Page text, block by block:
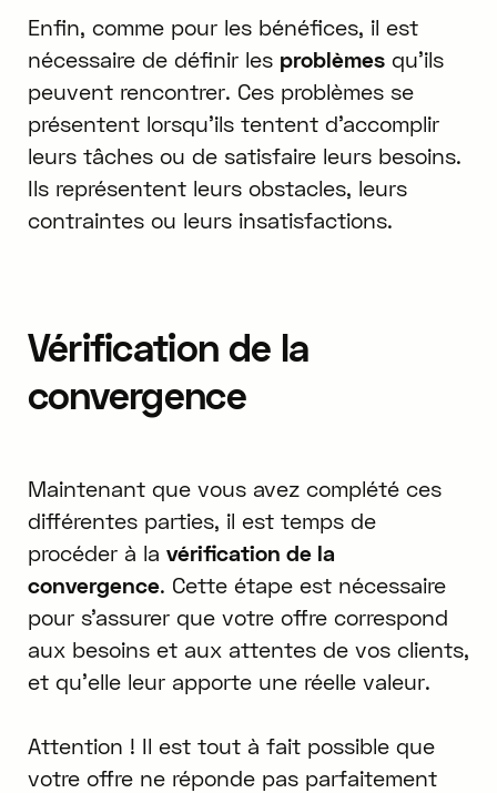
Enfin, comme pour les bénéfices, il est
nécessaire de définir les problèmesqu'ils
peuvent rencontrer. Ces problèmes se
présentent lorsqu'ils tentent d'accomplir
leurs tâches ou de satisfaire leurs besoins.
Ils représentent leurs obstacles, leurs
contraintes ou leurs insatisfactions.
Vérification de la
convergence
Maintenant que vous avez complété ces
différentes parties, il est temps de
procéder à la vérification de la
convergence. Cette étape est nécessaire
pour s'assurer que votre offre correspond
aux besoins et aux attentes de vos clients,
et qu'elle leur apporte une réelle valeur.
Attention ! Il est tout à fait possible que
votre offre ne réponde pas parfaitement